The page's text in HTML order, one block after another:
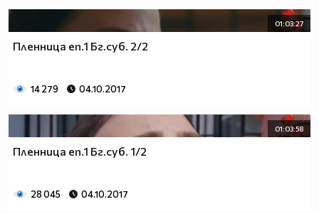
01:03:27
Пленница еп.1 Бг.суб. 2/2
14 279 04.10.2017
01:03:58
Пленница еп.1 Бг.суб. 1/2
28 045 04.10.2017